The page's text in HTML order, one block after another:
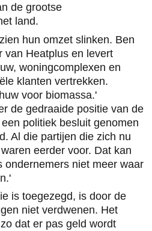
de grootse
land.
hun omzet slinken. Ben
van Heatplus en levert
woningcomplexen en
klanten vertrekken.
voor biomassa.'
de gedraaide positie van de
politiek besluit genomen
Al die partijen die zich nu
eerder voor. Dat kan
ondernemers niet meer waar
is toegezegd, is door de
niet verdwenen. Het
dat er pas geld wordt